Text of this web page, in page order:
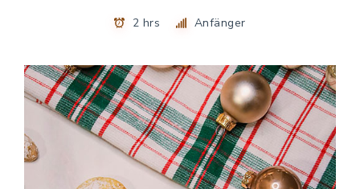
2 hrs Anfänger